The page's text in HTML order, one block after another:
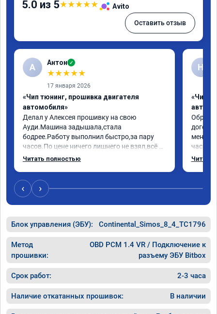
5.0 из 5★★★★★ Avito
Оставить отзыв
А Антон ✓
★★★★★
17 января 2026
«Чип тюнинг, прошивка двигателя
автомобиля»
Делал у Алексея прошивку на свою
Ауди.Машина задышала,стала
бодрее.Работу выполнил быстро,за пару
часов.По цене ничего лишнего не взял,всё
как договаривались заранее.После работы
случае поломки авто.Однозначно
рекомендую Алексея как грамотного
специалиста!
Читать полностью
Н
«Чип
меня
час
Арман
Читать
‹ ›
Блок управления (ЭБУ): Continental_Simos_8_4_TC1796
Метод
прошивки:
OBD PCM 1.4 VR / Подключение к
разъему ЭБУ Bitbox
Срок работ: 2-3 часа
Наличие откатанных прошивок: В наличии